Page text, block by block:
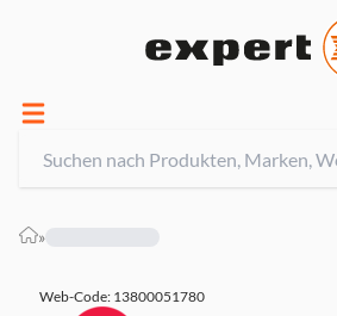
»
Web-Code: 13800051780